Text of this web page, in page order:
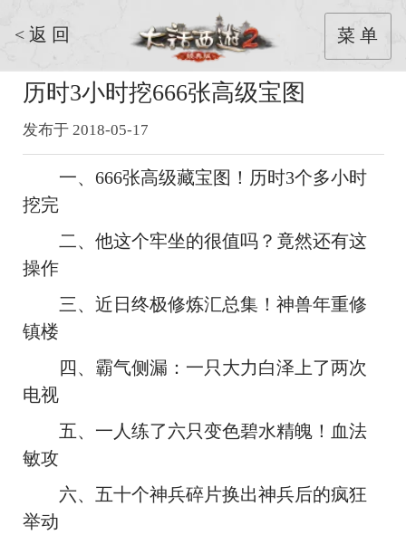
< 返 回 菜 单
历时3小时挖666张高级宝图
发布于 2018-05-17
一、666张高级藏宝图！历时3个多小时
挖完
二、他这个牢坐的很值吗？竟然还有这
操作
三、近日终极修炼汇总集！神兽年重修
镇楼
四、霸气侧漏：一只大力白泽上了两次
电视
五、一人练了六只变色碧水精魄！血法
敏攻
六、五十个神兵碎片换出神兵后的疯狂
举动